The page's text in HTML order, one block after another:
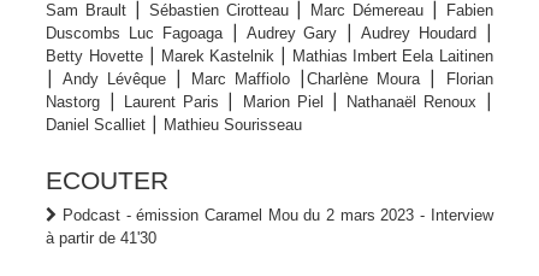
Sam Brault ⎮ Sébastien Cirotteau ⎮ Marc Démereau ⎮ Fabien
Duscombs Luc Fagoaga ⎮ Audrey Gary ⎮ Audrey Houdard ⎮
Betty Hovette ⎮ Marek Kastelnik ⎮ Mathias Imbert Eela Laitinen
⎮ Andy Lévêque ⎮ Marc Maffiolo ⎮Charlène Moura ⎮ Florian
Nastorg ⎮ Laurent Paris ⎮ Marion Piel ⎮ Nathanaël Renoux ⎮
Daniel Scalliet ⎮ Mathieu Sourisseau
ECOUTER
Podcast - émission Caramel Mou du 2 mars 2023 - Interview
à partir de 41'30